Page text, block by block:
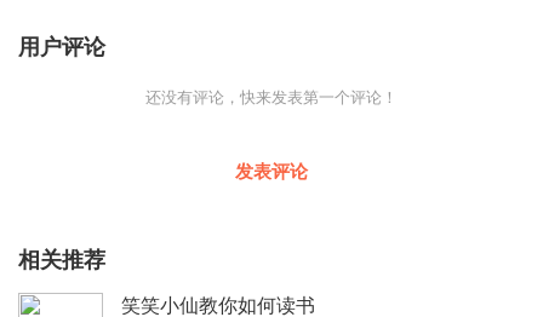
用户评论
还没有评论，快来发表第一个评论！
发表评论
相关推荐
笑笑小仙教你如何读书